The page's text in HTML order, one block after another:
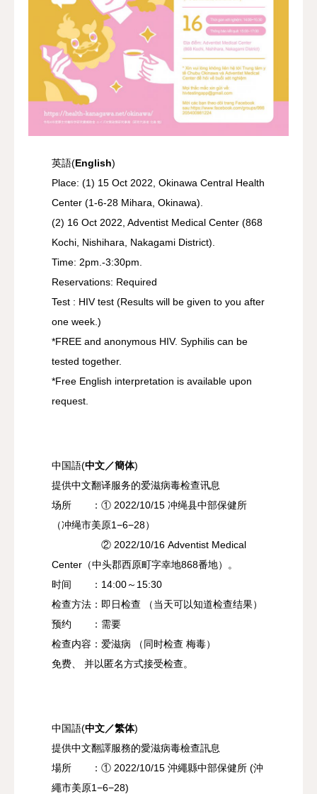
英語(English)
Place: (1) 15 Oct 2022, Okinawa Central Health
Center (1-6-28 Mihara, Okinawa).
(2) 16 Oct 2022, Adventist Medical Center (868
Kochi, Nishihara, Nakagami District).
Time: 2pm.-3:30pm.
Reservations: Required
Test : HIV test (Results will be given to you after
one week.)
*FREE and anonymous HIV. Syphilis can be
tested together.
*Free English interpretation is available upon
request.
中国語(中文／簡体)
提供中文翻译服务的爱滋病毒检查讯息
场所 ：① 2022/10/15 冲绳县中部保健所
（冲绳市美原1−6−28）
② 2022/10/16 Adventist Medical
Center（中头郡西原町字幸地868番地）。
时间 ：14:00～15:30
检查方法：即日检查 （当天可以知道检查结果）
预约 ：需要
检查内容：爱滋病 （同时检查 梅毒）
免费、 并以匿名方式接受检查。
中国語(中文／繁体)
提供中文翻譯服務的愛滋病毒檢查訊息
場所 ：① 2022/10/15 沖繩縣中部保健所 (沖
繩市美原1−6−28)